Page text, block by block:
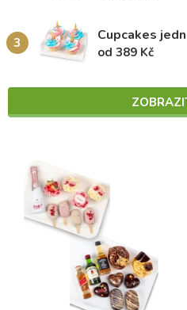
3 Cupcakes
od 389 Kč